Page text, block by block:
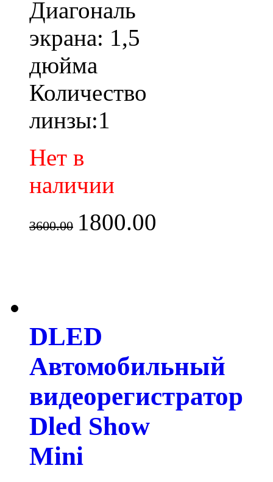
Диагональ
экрана: 1,5
дюйма
Количество
линзы:1
Нет в
наличии
3600.00 1800.00
DLED
Автомобильный
видеорегистратор
Dled Show
Mini